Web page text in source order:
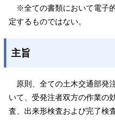
※全ての書類において電子
定するものではない。
主旨
原則、全ての土木交通部発
いて、受発注者双方の作業の
査、出来形検査および完了検